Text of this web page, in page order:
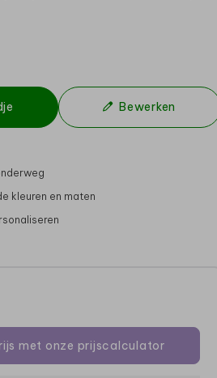
Bewerken
kleuren en maten
met onze prijscalculator